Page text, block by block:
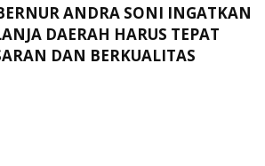
ANDRA SONI INGATKAN
DAERAH HARUS TEPAT
DAN BERKUALITAS